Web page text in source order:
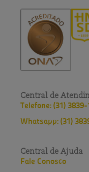
Central de
Telefone: (31)
Whatsapp: (31)
Central de Ajuda
Fale Conosco